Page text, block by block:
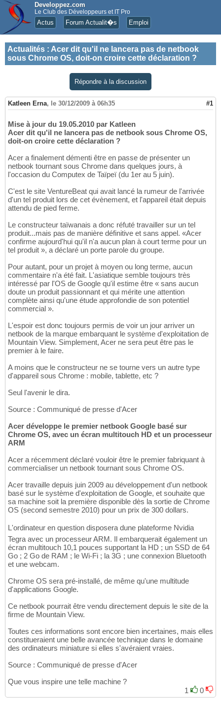
Developpez.com
Le Club des Développeurs et IT Pro
Actus Forum Actualit�s Emploi
Actualités : Acer dit qu'il ne lancera pas de netbook
sous Chrome OS, doit-on croire cette déclaration ?
Répondre à la discussion
Katleen Erna, le 30/12/2009 à 06h35 #1
Mise à jour du 19.05.2010 par Katleen
Acer dit qu'il ne lancera pas de netbook sous Chrome OS,
doit-on croire cette déclaration ?
Acer a finalement démenti être en passe de présenter un
netbook tournant sous Chrome dans quelques jours, à
l'occasion du Computex de Taïpeï (du 1er au 5 juin).
C'est le site VentureBeat qui avait lancé la rumeur de l'arrivée
d'un tel produit lors de cet évènement, et l'appareil était depuis
attendu de pied ferme.
Le constructeur taïwanais a donc réfuté travailler sur un tel
produit...mais pas de manière définitive et sans appel. «Acer
confirme aujourd'hui qu'il n'a aucun plan à court terme pour un
tel produit », a déclaré un porte parole du groupe.
Pour autant, pour un projet à moyen ou long terme, aucun
commentaire n'a été fait. L'asiatique semble toujours très
intéressé par l'OS de Google qu'il estime être « sans aucun
doute un produit passionnant et qui mérite une attention
complète ainsi qu'une étude approfondie de son potentiel
commercial ».
L'espoir est donc toujours permis de voir un jour arriver un
netbook de la marque embarquant le système d'exploitation de
Mountain View. Simplement, Acer ne sera peut être pas le
premier à le faire.
A moins que le constructeur ne se tourne vers un autre type
d'appareil sous Chrome : mobile, tablette, etc ?
Seul l'avenir le dira.
Source : Communiqué de presse d'Acer
Acer développe le premier netbook Google basé sur
Chrome OS, avec un écran multitouch HD et un processeur
ARM
Acer a récemment déclaré vouloir être le premier fabriquant à
commercialiser un netbook tournant sous Chrome OS.
Acer travaille depuis juin 2009 au développement d'un netbook
basé sur le système d'exploitation de Google, et souhaite que
sa machine soit la première disponible dès la sortie de Chrome
OS (second semestre 2010) pour un prix de 300 dollars.
L'ordinateur en question disposera dune plateforme Nvidia
Tegra avec un processeur ARM. Il embarquerait également un
écran multitouch 10,1 pouces supportant la HD ; un SSD de 64
Go ; 2 Go de RAM ; le Wi-Fi ; la 3G ; une connexion Bluetooth
et une webcam.
Chrome OS sera pré-installé, de même qu'une multitude
d'applications Google.
Ce netbook pourrait être vendu directement depuis le site de la
firme de Mountain View.
Toutes ces informations sont encore bien incertaines, mais elles
constitueraient une belle avancée technique dans le domaine
des ordinateurs miniature si elles s'avéraient vraies.
Source : Communiqué de presse d'Acer
Que vous inspire une telle machine ?
1
0